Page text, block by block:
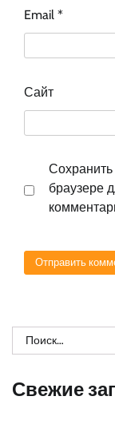
Email *
Сайт
браузере
Найти:
Свежие